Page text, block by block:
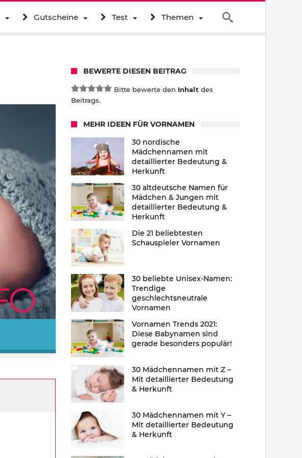
Gutscheine Test Themen
BEWERTE DIESEN BEITRAG
Bitte bewerte den Inhalt des
Beitrags.
MEHR IDEEN FÜR VORNAMEN
30 nordische
Mädchennamen mit
detaillierter Bedeutung &
Herkunft
30 altdeutsche Namen für
Mädchen & Jungen mit
detaillierter Bedeutung &
Herkunft
Die 21 beliebtesten
Schauspieler Vornamen
30 beliebte Unisex-Namen:
Trendige
geschlechtsneutrale
Vornamen
Vornamen Trends 2021:
Diese Babynamen sind
gerade besonders populär!
30 Mädchennamen mit Z –
Mit detaillierter Bedeutung
& Herkunft
30 Mädchennamen mit Y –
Mit detaillierter Bedeutung
& Herkunft